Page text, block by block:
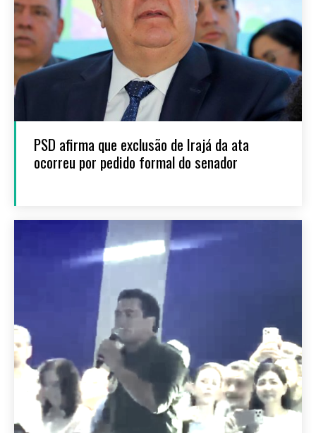
PSD afirma que exclusão de Irajá da ata
ocorreu por pedido formal do senador